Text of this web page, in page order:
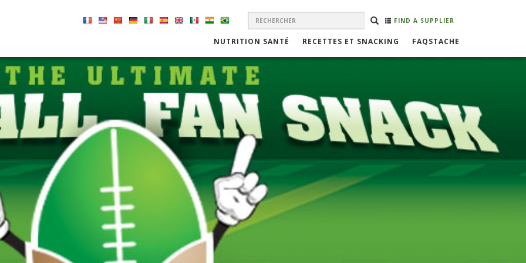
FIND A SUPPLIER
SEARCH
FORM
Rechercher
RECHERCHER
NUTRITION SANTÉ RECETTES ET SNACKING FAQSTACHE